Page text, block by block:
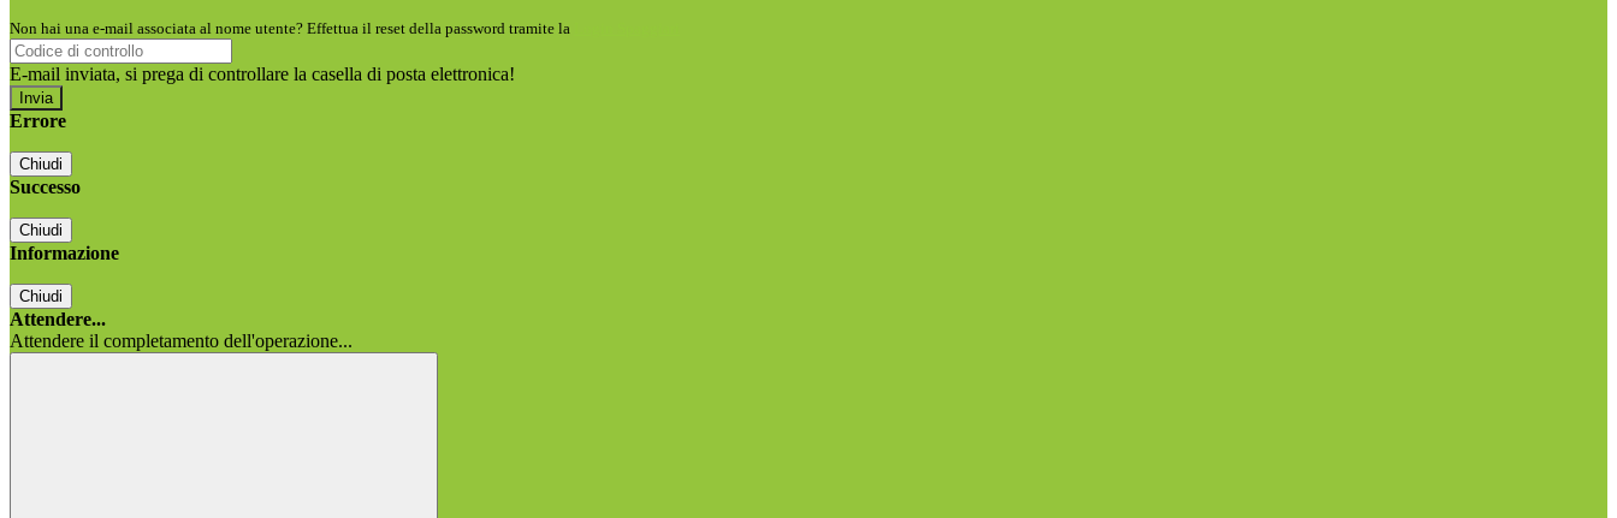
Non hai una e-mail associata al nome utente? Effettua il reset della password tramite la
E-mail inviata, si prega di controllare la casella di posta elettronica!
Errore
Chiudi
Successo
Chiudi
Informazione
Chiudi
Attendere...
Attendere il completamento dell'operazione...